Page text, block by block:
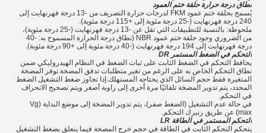
نطاق درجة حرارة حلقة ختم العمود
يُسمح بحلقة ختم عمود FKM لدرجات حرارة التصريف من -13 درجة فهرنهايت إلى
240 درجة فهرنهايت (-25 درجة مئوية إلى +115 درجة مئوية).
ملحوظة: بالنسبة للتطبيقات التي تقل عن -13 درجة فهرنهايت (-25 درجة مئوية)،
من الضروري وجود حلقة ختم عمود NBR (نطاق درجة الحرارة المسموح به: -40
درجة فهرنهايت إلى 194 درجة فهرنهايت (-40 درجة مئوية إلى +90 درجة مئوية).
التحكم في الضغط المستمر DR
يحافظ التحكم في الضغط الثابت على ثبات الضغط في النظام الهيدروليكي ضمن
نطاق التحكم الخاص به على الرغم من تغير متطلبات تدفق المضخة.توفر المضخة
المتغيرة فقط حجم السائل الذي يحتاجه المستهلك.إذا تجاوز ضغط التشغيل الضغط
المحدد، يتم تدوير المضخة تلقائيًا مرة أخرى إلى زاوية أصغر ويتم تصحيح الانحراف
في التحكم.
في حالة عدم التشغيل (الضغط صفر)، يتم تدوير المضخة إلى موضع البداية (Vg
max) عن طريق زنبرك التحكم.
التحكم المستمر في الطاقة LR
يتحكم التحكم الثابت في الطاقة في حجم خرج المضخة فيما يتعلق بضغط التشغيل